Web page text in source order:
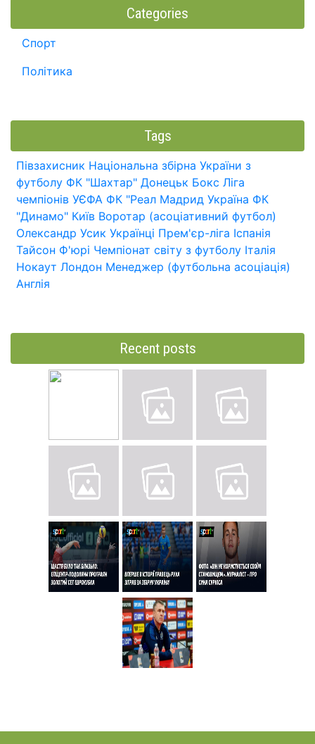
Categories
Спорт
Політика
Tags
Півзахисник Національна збірна України з
футболу ФК "Шахтар" Донецьк Бокс Ліга
чемпіонів УЄФА ФК "Реал Мадрид Україна ФК
"Динамо" Київ Воротар (асоціативний футбол)
Олександр Усик Українці Прем'єр-ліга Іспанія
Тайсон Ф'юрі Чемпіонат світу з футболу Італія
Нокаут Лондон Менеджер (футбольна асоціація)
Англія
Recent posts